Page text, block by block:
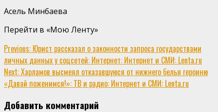
Асель Минбаева
Перейти в «Мою Ленту»
Continue
Reading
Previous: Юрист рассказал о законности запроса государствами
личных данных у соцсетей: Интернет: Интернет и СМИ: Lenta.ru
Next:Харламов высмеял отказавшуюся от нижнего белья героиню
«Давай поженимся!»: ТВ и радио: Интернет и СМИ: Lenta.ru
Добавить комментарий